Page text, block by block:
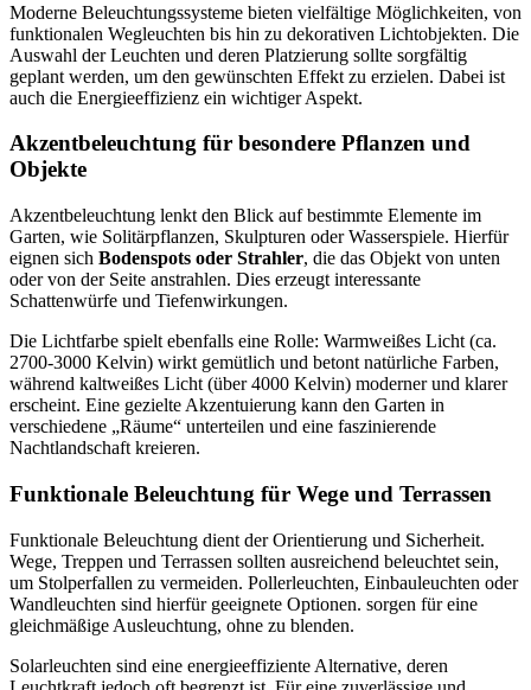
Moderne Beleuchtungssysteme bieten vielfältige Möglichkeiten, von
funktionalen Wegleuchten bis hin zu dekorativen Lichtobjekten. Die
Auswahl der Leuchten und deren Platzierung sollte sorgfältig
geplant werden, um den gewünschten Effekt zu erzielen. Dabei ist
auch die Energieeffizienz ein wichtiger Aspekt.
Akzentbeleuchtung für besondere Pflanzen und
Objekte
Akzentbeleuchtung lenkt den Blick auf bestimmte Elemente im
Garten, wie Solitärpflanzen, Skulpturen oder Wasserspiele. Hierfür
eignen sich Bodenspots oder Strahler, die das Objekt von unten
oder von der Seite anstrahlen. Dies erzeugt interessante
Schattenwürfe und Tiefenwirkungen.
Die Lichtfarbe spielt ebenfalls eine Rolle: Warmweißes Licht (ca.
2700-3000 Kelvin) wirkt gemütlich und betont natürliche Farben,
während kaltweißes Licht (über 4000 Kelvin) moderner und klarer
erscheint. Eine gezielte Akzentuierung kann den Garten in
verschiedene „Räume“ unterteilen und eine faszinierende
Nachtlandschaft kreieren.
Funktionale Beleuchtung für Wege und Terrassen
Funktionale Beleuchtung dient der Orientierung und Sicherheit.
Wege, Treppen und Terrassen sollten ausreichend beleuchtet sein,
um Stolperfallen zu vermeiden. Pollerleuchten, Einbauleuchten oder
Wandleuchten sind hierfür geeignete Optionen. sorgen für eine
gleichmäßige Ausleuchtung, ohne zu blenden.
Solarleuchten sind eine energieeffiziente Alternative, deren